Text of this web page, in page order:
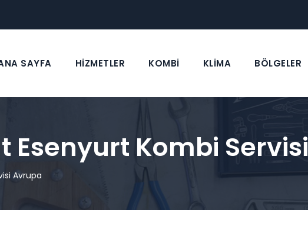
SAYFA HİZMETLER KOMBİ KLİMA BÖLGELER
Esenyurt Kombi Servisi
Avrupa